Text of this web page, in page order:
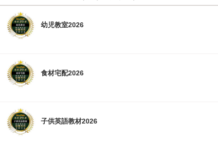
幼児教室2026
食材宅配2026
子供英語教材2026